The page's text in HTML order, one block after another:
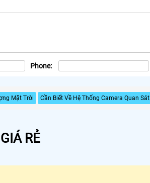
Phone:
Mặt Trời Cần Biết Về Hệ Thống Camera Quan Sát
RẺ